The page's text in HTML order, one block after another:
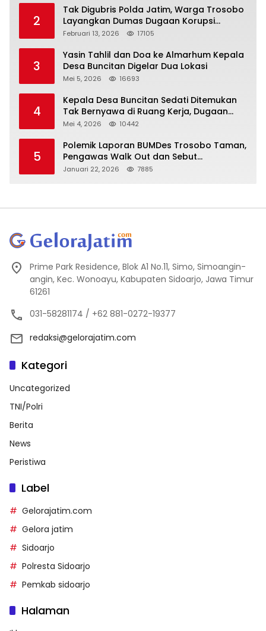
2
Tak Digubris Polda Jatim, Warga Trosobo
Layangkan Dumas Dugaan Korupsi
Oknum DPRD Sidoarjo ke Kapolri
Februari 13, 2026 17105
3
Yasin Tahlil dan Doa ke Almarhum Kepala
Desa Buncitan Digelar Dua Lokasi
Mei 5, 2026 16693
4
Kepala Desa Buncitan Sedati Ditemukan
Tak Bernyawa di Ruang Kerja, Dugaan
Bunuh Diri Menguat
Mei 4, 2026 10442
5
Polemik Laporan BUMDes Trosobo Taman,
Pengawas Walk Out dan Sebut
Kejanggalan
Januari 22, 2026 7885
Prime Park Residence, Blok A1 No.11, Simo, Simoangin-
angin, Kec. Wonoayu, Kabupaten Sidoarjo, Jawa Timur
61261
031-58281174 / +62 881-0272-19377
redaksi@gelorajatim.com
Kategori
Uncategorized
TNI/Polri
Berita
News
Peristiwa
Label
Gelorajatim.com
Gelora jatim
Sidoarjo
Polresta Sidoarjo
Pemkab sidoarjo
Halaman